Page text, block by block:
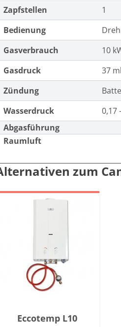
Zapfstellen
1
Bedienung
Gasverbrauch
10
Gasdruck
37
Zündung
Wasserdruck
0,17
Abgasführung
Raumluft
zum
Eccotemp L10